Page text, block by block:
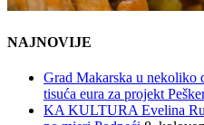
NAJNOVIJE
Grad Makarska u nekoliko
tisuća eura za projekt
KA KULTURA Evelina